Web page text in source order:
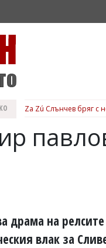
Za Zú Слънчев бряг с
драма на
влак за